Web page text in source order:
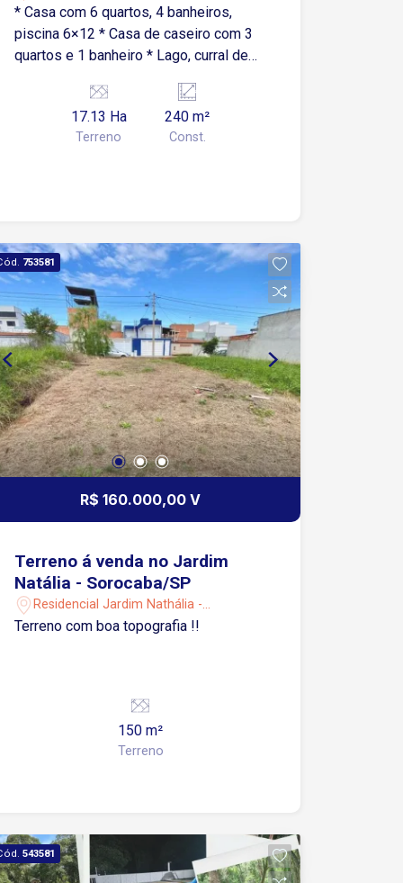
* Casa com 6 quartos, 4 banheiros,
piscina 6×12 * Casa de caseiro com 3
quartos e 1 banheiro * Lago, curral de
17.13 Ha
Terreno
240 m²
Const.
753581
R$ 160.000,00 V
Terreno á venda no Jardim
Natália - Sorocaba/SP
Residencial Jardim Nathália -
Sorocaba/SP
Terreno com boa topografia !!
150 m²
Terreno
543581